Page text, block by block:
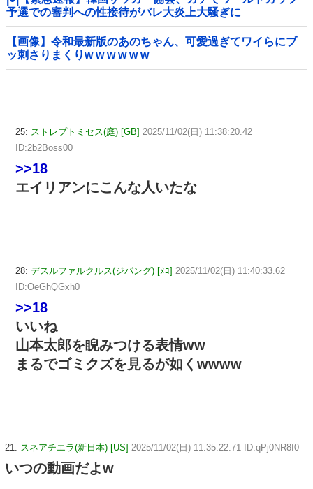
予選での審判への性接待がバレ大炎上大騒ぎに
【画像】令和最新版のあのちゃん、可愛過ぎてワイらにブ
ッ刺さりまくりw w w w w w
25: ストレプトミセス(庭) [GB] 2025/11/02(日) 11:38:20.42
ID:2b2Boss00
>>18
エイリアンにこんな人いたな
28: デスルファルクルス(ジパング) [ﾇｺ] 2025/11/02(日) 11:40:33.62
ID:OeGhQGxh0
>>18
いいね
山本太郎を睨みつける表情ww
まるでゴミクズを見るが如くwwww
21: スネアチエラ(新日本) [US] 2025/11/02(日) 11:35:22.71 ID:qPj0NR8f0
いつの動画だよw